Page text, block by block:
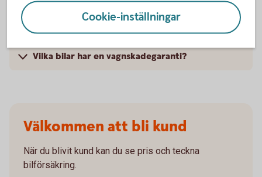
Täcker försäkringen viltolyckor?
Vilka bilar har en vagnskadegaranti?
Välkommen att bli kund
När du blivit kund kan du se pris och teckna
bilförsäkring.
Cookie-inställningar